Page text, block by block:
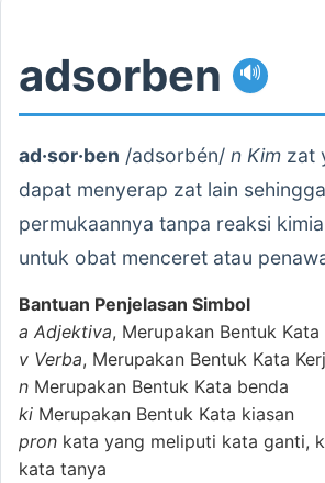
adsorben 🔊
ad·sor·ben /adsorbén/ n Kim zat
dapat menyerap zat lain
permukaannya tanpa reaksi
untuk obat menceret atau
Bantuan Penjelasan Simbol
a Adjektiva, Merupakan Bentuk Kata
v Verba, Merupakan Bentuk Kata
n Merupakan Bentuk Kata benda
ki Merupakan Bentuk Kata kiasan
pron kata yang meliputi kata ganti,
kata tanya